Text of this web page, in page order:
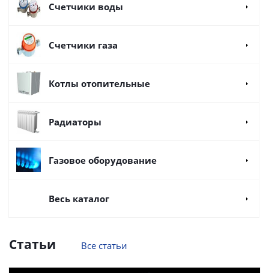
Счетчики воды
Счетчики газа
Котлы отопительные
Радиаторы
Газовое оборудование
Весь каталог
Статьи Все статьи